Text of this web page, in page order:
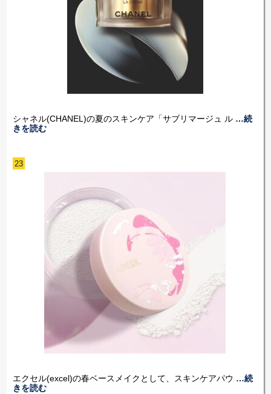
シャネル(CHANEL)の夏のスキンケア「サブリマージュ ル …続
きを読む
23
エクセル(excel)の春ベースメイクとして、スキンケアパウ …続
きを読む